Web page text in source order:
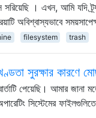
। এখন, আমি যদি
অবিশ্বাস্যভাবে
filesystem trash
সুরক্ষার কারণে
পেয়েছি। আমার
সিস্টেমের